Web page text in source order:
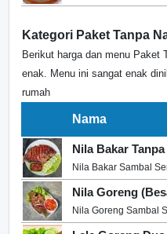
Kategori Paket Tanpa
Berikut harga dan menu Paket
enak. Menu ini sangat enak
rumah
Nama
Nila Bakar
Nila Bakar Sambal
Nila Goreng
Nila Goreng Sambal